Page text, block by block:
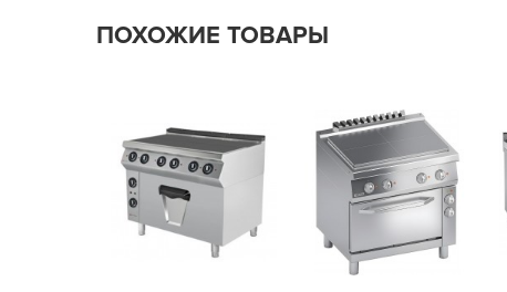
ПОХОЖИЕ ТОВАРЫ